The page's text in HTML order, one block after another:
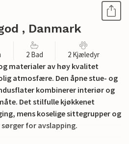
, Danmark
2 Bad 2 Kjæledyr
materialer av høy kvalitet
atmosfære. Den åpne stue- og
kombinerer interiør og
Det stilfulle kjøkkenet
mens koselige sittegrupper og
for avslapping.